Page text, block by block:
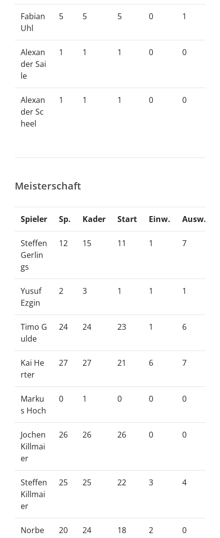
Fabian
Uhl
5 5 5 0 1
Alexan
der Sai
le
1 1 1 0 0
Alexan
der Sc
heel
1 1 1 0 0
Meisterschaft
Spieler Sp. Kader Start Einw. Ausw.
Steffen
Gerlin
gs
12 15 11 1 7
Yusuf
Ezgin
2 3 1 1 1
Timo G
ulde
24 24 23 1 6
Kai He
rter
27 27 21 6 7
Marku
s Hoch
0 1 0 0 0
Jochen
Killmai
er
26 26 26 0 0
Steffen
Killmai
er
25 25 22 3 4
Norbe
20 24 18 2 0